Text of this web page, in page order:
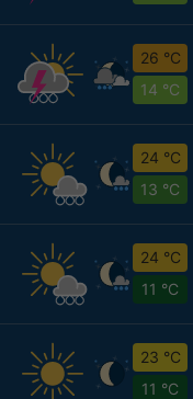
26 °C
14 °C
24 °C
13 °C
24 °C
11 °C
23 °C
11 °C